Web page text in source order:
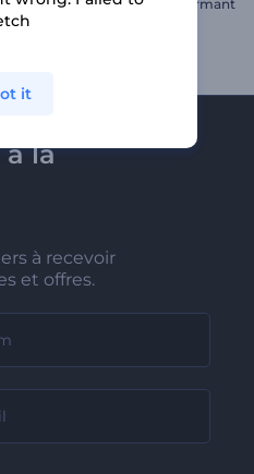
Intro du conte de Noël charmant
à la
à recevoir
et offres.
it